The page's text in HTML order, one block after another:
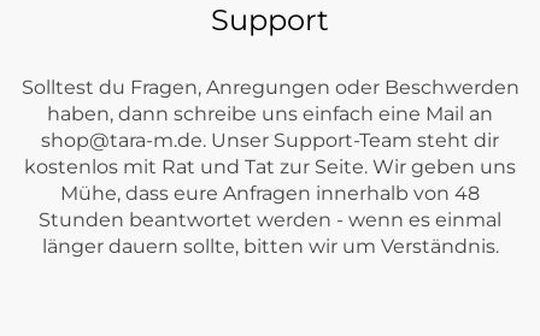
Support
Solltest du Fragen, Anregungen oder Beschwerden
haben, dann schreibe uns einfach eine Mail an
shop@tara-m.de. Unser Support-Team steht dir
kostenlos mit Rat und Tat zur Seite. Wir geben uns
Mühe, dass eure Anfragen innerhalb von 48
Stunden beantwortet werden - wenn es einmal
länger dauern sollte, bitten wir um Verständnis.